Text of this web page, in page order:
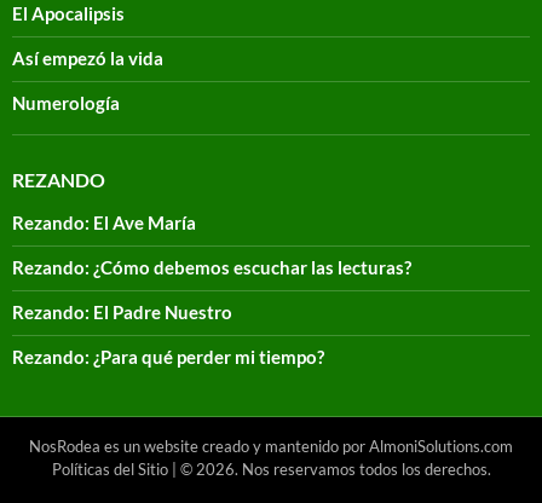
El Apocalipsis
Así empezó la vida
Numerología
REZANDO
Rezando: El Ave María
Rezando: ¿Cómo debemos escuchar las lecturas?
Rezando: El Padre Nuestro
Rezando: ¿Para qué perder mi tiempo?
NosRodea es un website creado y mantenido por AlmoniSolutions.com
Políticas del Sitio| © 2026. Nos reservamos todos los derechos.